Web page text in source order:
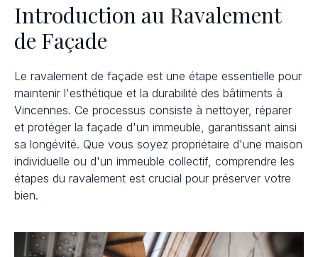
Introduction au Ravalement
de Façade
Le ravalement de façade est une étape essentielle pour
maintenir l'esthétique et la durabilité des bâtiments à
Vincennes. Ce processus consiste à nettoyer, réparer
et protéger la façade d'un immeuble, garantissant ainsi
sa longévité. Que vous soyez propriétaire d'une maison
individuelle ou d'un immeuble collectif, comprendre les
étapes du ravalement est crucial pour préserver votre
bien.